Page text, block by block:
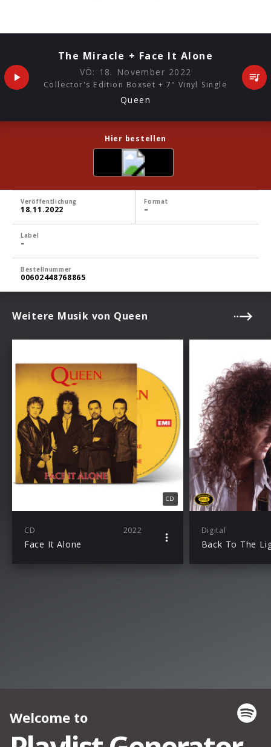
The Miracle + Face It Alone
VÖ: 18. November 2022
Collector's Edition Boxset + 7" Vinyl Single
Queen
Hier bestellen
Veröffentlichung
18.11.2022
Format
–
Label
–
Bestellnummer
00602448768865
Weitere Musik von Queen
CD
CD 2022
Face It Alone
Digital
Back To The